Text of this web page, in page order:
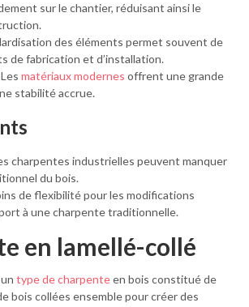
sur le chantier, réduisant ainsi le
des éléments permet souvent de
de fabrication et d’installation.
matériaux modernes offrent une grande
stabilité accrue.
charpentes industrielles peuvent manquer
du bois.
de flexibilité pour les modifications
à une charpente traditionnelle.
en lamellé-collé
type de charpenteen bois constitué de
bois collées ensemble pour créer des